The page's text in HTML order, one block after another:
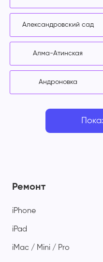
Александровский сад
Алма-Атинская
Андроновка
Ремонт
iPhone
iPad
iMac / Mini / Pro